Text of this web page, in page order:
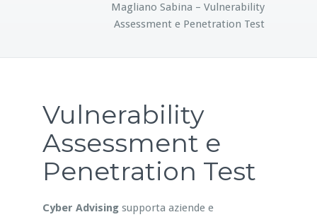
Magliano Sabina – Vulnerability
Assessment e Penetration Test
Vulnerability
Assessment e
Penetration Test
Cyber Advisingsupporta aziende e